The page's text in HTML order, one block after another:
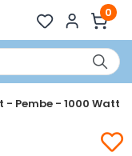
0
- Pembe - 1000 Watt